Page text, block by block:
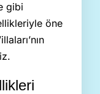
gibi
öne